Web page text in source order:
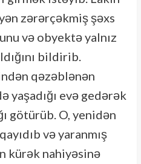
zərərçəkmiş şəxs
və obyektə yalnız
bildirib.
qəzəblənən
yaşadığı evə gedərək
götürüb. O, yenidən
və yaranmış
kürək nahiyəsinə